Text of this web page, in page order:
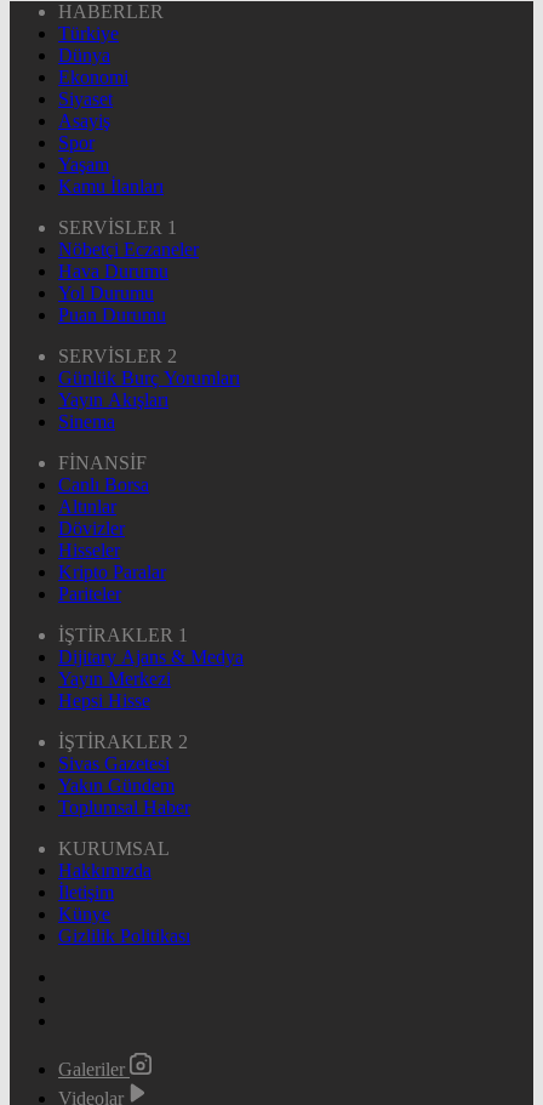
HABERLER
Türkiye
Dünya
Ekonomi
Siyaset
Asayiş
Spor
Yaşam
Kamu İlanları
SERVİSLER 1
Nöbetçi Eczaneler
Hava Durumu
Yol Durumu
Puan Durumu
SERVİSLER 2
Günlük Burç Yorumları
Yayın Akışları
Sinema
FİNANSİF
Canlı Borsa
Altınlar
Dövizler
Hisseler
Kripto Paralar
Pariteler
İŞTİRAKLER 1
Dijitary Ajans & Medya
Yayın Merkezi
Hepsi Hisse
İŞTİRAKLER 2
Sivas Gazetesi
Yakın Gündem
Toplumsal Haber
KURUMSAL
Hakkımızda
İletişim
Künye
Gizlilik Politikası
Galeriler
Videolar